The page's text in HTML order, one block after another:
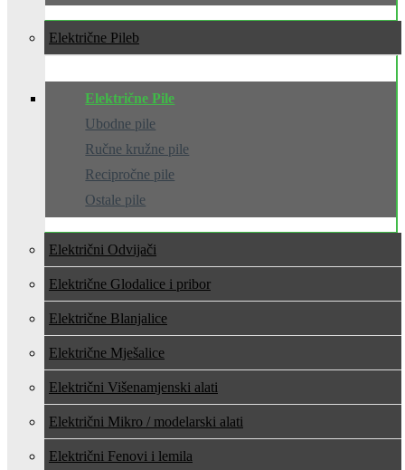
Električne Pile
Električne Pile
Ubodne pile
Ručne kružne pile
Recipročne pile
Ostale pile
Električni Odvijači
Električne Glodalice i pribor
Električne Blanjalice
Električne Mješalice
Električni Višenamjenski alati
Električni Mikro / modelarski alati
Električni Fenovi i lemila